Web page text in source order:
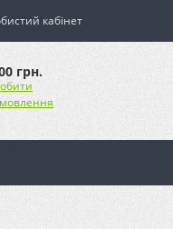
кабінет
грн.